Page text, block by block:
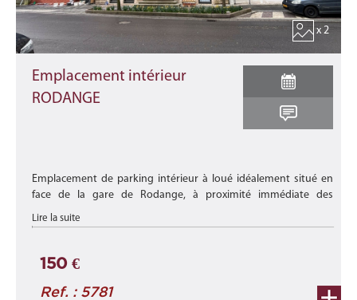
x 2
Emplacement intérieur
RODANGE
Emplacement de parking intérieur à loué idéalement situé en
face de la gare de Rodange, à proximité immédiate des
commerces, des crèches, des transports en commun et de
toutes les commodités ...
Lire la suite
150 €
Ref. : 5781